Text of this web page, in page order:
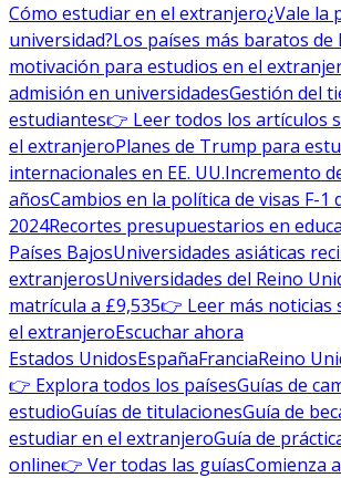
Cómo estudiar en el extranjero¿Vale la
universidad?Los países más baratos de
motivación para estudios en el
admisión en universidadesGestión del
estudiantes👉 Leer todos los artículos
el extranjeroPlanes de Trump para
internacionales en EE. UU.Incremento
añosCambios en la política de visas F-1
2024Recortes presupuestarios en
Países BajosUniversidades asiáticas
extranjerosUniversidades del Reino
matrícula a £9,535👉 Leer más noticias
el extranjeroEscuchar ahora
Estados UnidosEspañaFranciaReino
👉 Explora todos los paísesGuías de
estudioGuías de titulacionesGuía de
estudiar en el extranjeroGuía de
online👉 Ver todas las guíasComienza